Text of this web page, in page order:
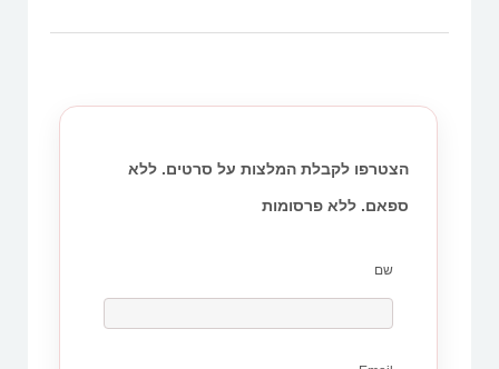
הצטרפו לקבלת המלצות על סרטים. ללא
ספאם. ללא פרסומות
שם